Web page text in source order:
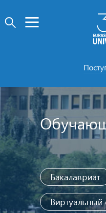
Бакалавриат
Виртуальный